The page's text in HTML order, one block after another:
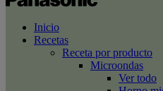
Inicio
Recetas
Receta por producto
Microondas
Ver todo